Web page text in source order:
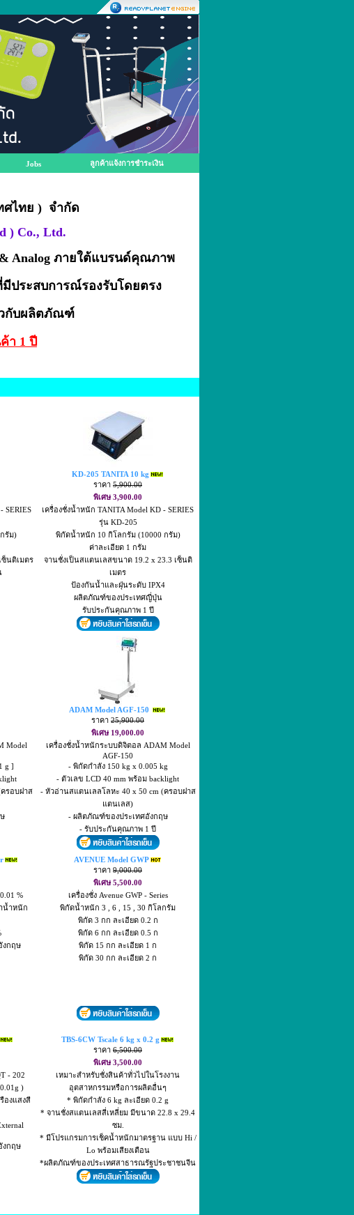
Jobs ลูกค้าแจ้งการชำระเงิน
ศไทย ) จำกัด
) Co., Ltd.
Analog ภายใต้แบรนด์คุณภาพ
ประสบการณ์รองรับโดยตรง
วกับผลิตภัณฑ์
า 1 ปี
SERIES
รัม)
ซ็นติเมตร
KD-205 TANITA 10 kg
ราคา 5,900.00
พิเศษ 3,900.00
เครื่องชั่งน้ำหนัก TANITA Model KD - SERIES
รุ่น KD-205
พิกัดน้ำหนัก 10 กิโลกรัม (10000 กรัม)
ค่าละเอียด 1 กรัม
จานชั่งเป็นสแตนเลสขนาด 19.2 x 23.3 เซ็นติ
เมตร
ป้องกันน้ำและฝุ่นระดับ IPX4
ผลิตภัณฑ์ของประเทศญี่ปุ่น
รับประกันคุณภาพ 1 ปี
Model
g ]
รอบฝาส
ADAM Model AGF-150
ราคา 25,900.00
พิเศษ 19,000.00
เครื่องชั่งน้ำหนักระบบดิจิตอล ADAM Model
AGF-150
- พิกัดกำลัง 150 kg x 0.005 kg
- ตัวเลข LCD 40 mm พร้อม backlight
- หัวอ่านสแตนเลลโลหะ 40 x 50 cm (ครอบฝาส
แตนเลส)
- ผลิตภัณฑ์ของประเทศอังกฤษ
- รับประกันคุณภาพ 1 ปี
%
น้ำหนัก
งกฤษ
AVENUE Model GWP
ราคา 9,000.00
พิเศษ 5,500.00
เครื่องชั่ง Avenue GWP - Series
พิกัดน้ำหนัก 3 , 6 , 15 , 30 กิโลกรัม
พิกัด 3 กก ละเอียด 0.2 ก
พิกัด 6 กก ละเอียด 0.5 ก
พิกัด 15 กก ละเอียด 1 ก
พิกัด 30 กก ละเอียด 2 ก
- 202
)
องแสงสี
งกฤษ
TBS-6CW Tscale 6 kg x 0.2 g
ราคา 6,500.00
พิเศษ 3,500.00
เหมาะสำหรับชั่งสินค้าทั่วไปในโรงงาน
อุตสาหกรรมหรือการผลิตอื่นๆ
* พิกัดกำลัง 6 kg ละเอียด 0.2 g
* จานชั่งสแตนเลสสี่เหลี่ยม มีขนาด 22.8 x 29.4
ซม.
* มีโปรแกรมการเช็คน้ำหนักมาตรฐาน แบบ Hi /
Lo พร้อมเสียงเตือน
*ผลิตภัณฑ์ของประเทศสาธารณรัฐประชาชนจีน